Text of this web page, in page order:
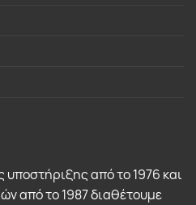
από το 1976 και
από το 1987 διαθέτουμε